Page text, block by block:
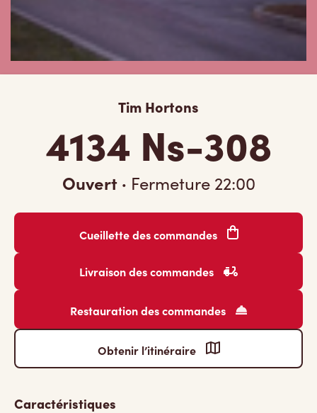
Tim Hortons
4134 Ns-308
Ouvert · Fermeture 22:00
Cueillette des commandes
Livraison des commandes
Restauration des commandes
Obtenir l’itinéraire
Caractéristiques